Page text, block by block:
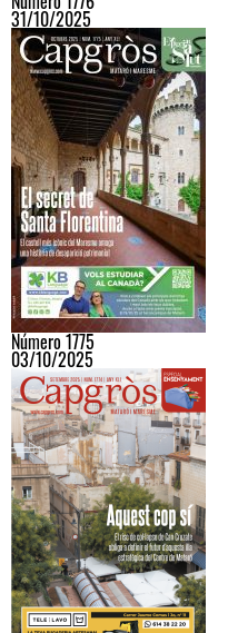
31/10/2025
Número 1775
03/10/2025